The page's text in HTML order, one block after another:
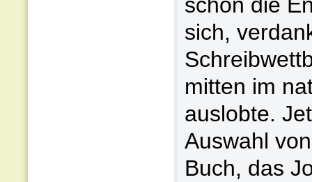
sich,
mitten im
auslobte.
Auswahl
Buch, das